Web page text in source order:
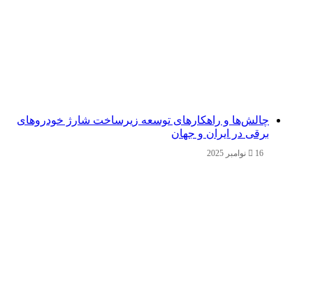
چالش‌ها و راهکارهای توسعه زیرساخت شارژ خودروهای
برقی در ایران و جهان
16 نوامبر 2025